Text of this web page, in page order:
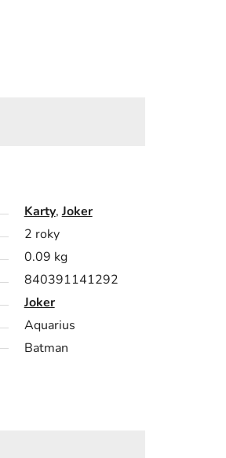
Karty, Joker
2 roky
0.09 kg
840391141292
Joker
Aquarius
Batman